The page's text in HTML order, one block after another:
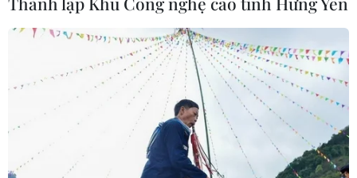
Nga-Ukraine
07/08/2026 04:29
Chính sách nhà ở của nước Anh -
Góc tham chiếu cho Việt Nam